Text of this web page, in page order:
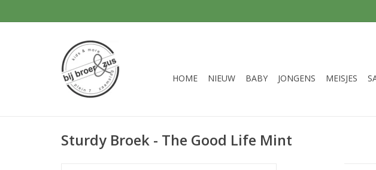
HOME NIEUW BABY JONGENS MEISJES
Sturdy Broek - The Good Life Mint